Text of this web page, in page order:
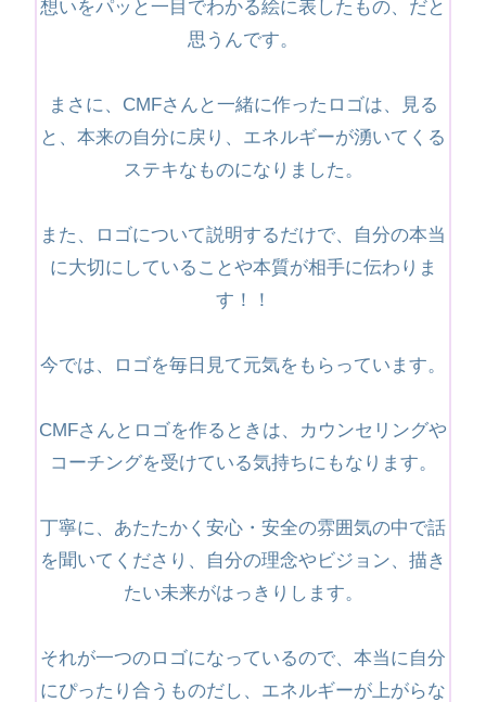
想いをパッと一目でわかる絵に表したもの、だと
思うんです。
まさに、CMFさんと一緒に作ったロゴは、見る
と、本来の自分に戻り、エネルギーが湧いてくる
ステキなものになりました。
また、ロゴについて説明するだけで、自分の本当
に大切にしていることや本質が相手に伝わりま
す！！
今では、ロゴを毎日見て元気をもらっています。
CMFさんとロゴを作るときは、カウンセリングや
コーチングを受けている気持ちにもなります。
丁寧に、あたたかく安心・安全の雰囲気の中で話
を聞いてくださり、自分の理念やビジョン、描き
たい未来がはっきりします。
それが一つのロゴになっているので、本当に自分
にぴったり合うものだし、エネルギーが上がらな